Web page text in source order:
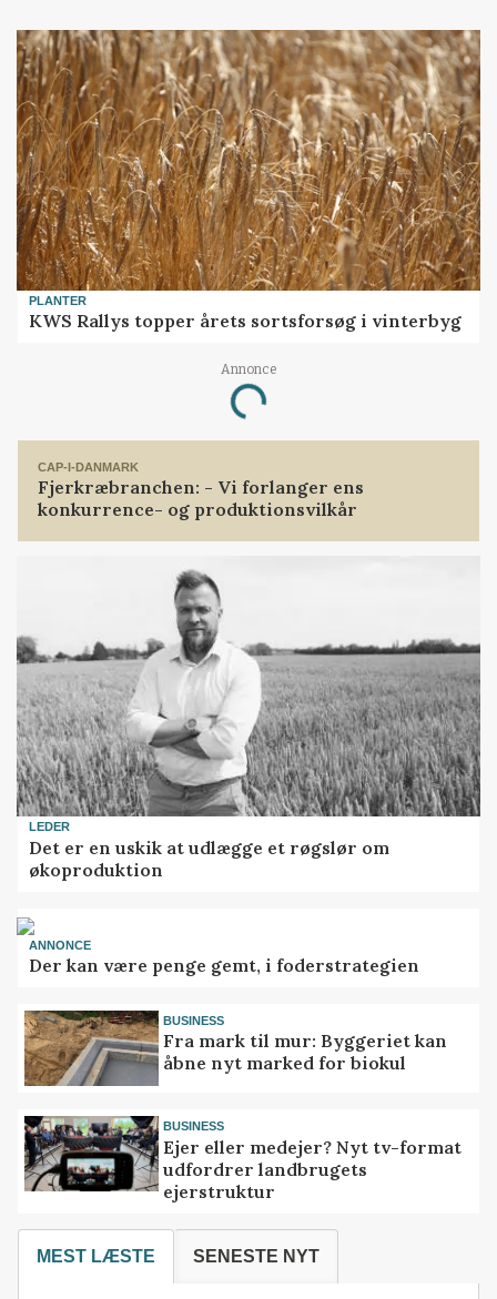
PLANTER
KWS Rallys topper årets sortsforsøg i vinterbyg
Annonce
Loading...
CAP-I-DANMARK
Fjerkræbranchen: - Vi forlanger ens
konkurrence- og produktionsvilkår
LEDER
Det er en uskik at udlægge et røgslør om
økoproduktion
ANNONCE
Der kan være penge gemt, i foderstrategien
BUSINESS
Fra mark til mur: Byggeriet kan
åbne nyt marked for biokul
BUSINESS
Ejer eller medejer? Nyt tv-format
udfordrer landbrugets
ejerstruktur
MEST LÆSTE SENESTE NYT